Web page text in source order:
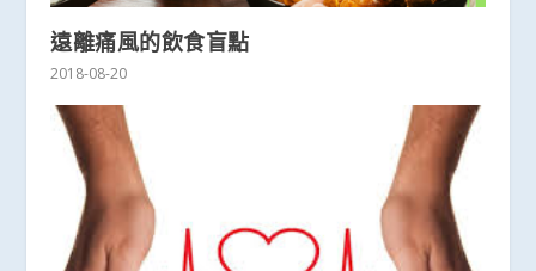
遠離痛風的飲食盲點
2018-08-20